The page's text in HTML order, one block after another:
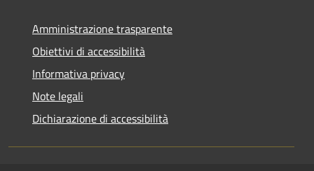
Amministrazione trasparente
Obiettivi di accessibilità
Informativa privacy
Note legali
Dichiarazione di accessibilità